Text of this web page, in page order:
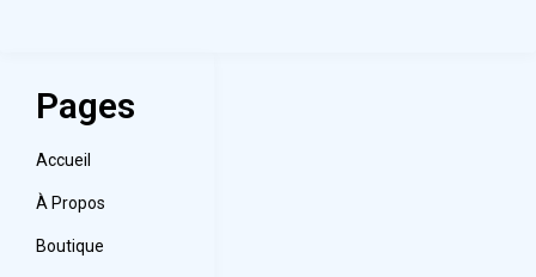
Pages
Accueil
À Propos
Boutique